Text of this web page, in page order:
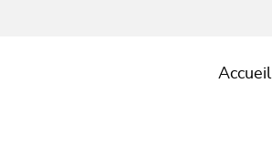
Accueil